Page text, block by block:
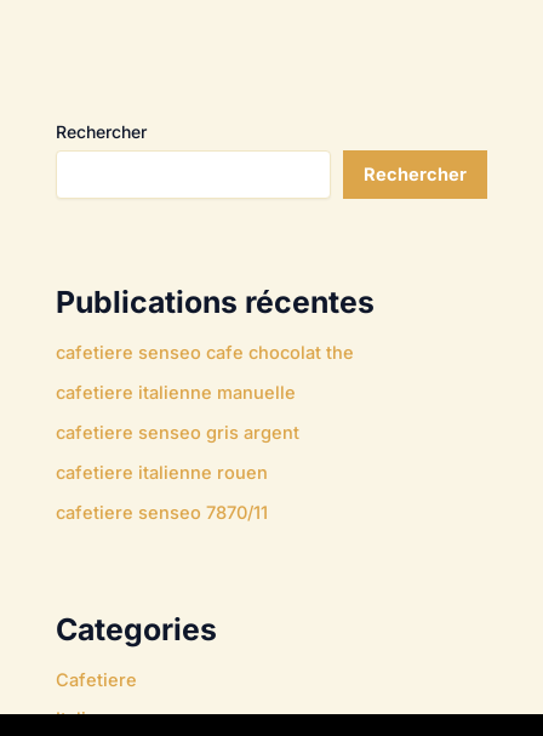
Rechercher
Rechercher
Publications récentes
cafetiere senseo cafe chocolat the
cafetiere italienne manuelle
cafetiere senseo gris argent
cafetiere italienne rouen
cafetiere senseo 7870/11
Categories
Cafetiere
Italienne